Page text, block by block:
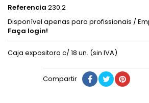
Referencia 230.2
Disponível apenas para profissionais /
Faça login!
Caja expositora c/ 18 un. (sin IVA)
Compartir